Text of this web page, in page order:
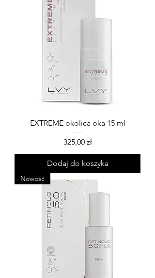
EXTREME okolica oka 15 ml
Cena
325,00 zł
Dodaj do koszyka
Nowość